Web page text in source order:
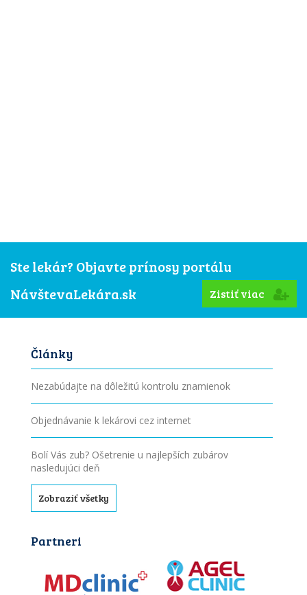
Ste lekár? Objavte prínosy portálu
NávštevaLekára.sk
Zistiť viac
Články
Nezabúdajte na dôležitú kontrolu znamienok
Objednávanie k lekárovi cez internet
Bolí Vás zub? Ošetrenie u najlepších zubárov
nasledujúci deň
Zobraziť všetky
Partneri